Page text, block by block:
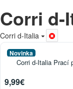
Corri d-
Corri d-Italia
Novinka
Corri d-Italia Prací
9,99€